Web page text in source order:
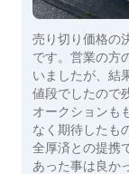
売り切り価格の
です。営業の方
いましたが、結
値段でしたので
オークションも
なく期待したも
全厚済との提携
あった事は良か